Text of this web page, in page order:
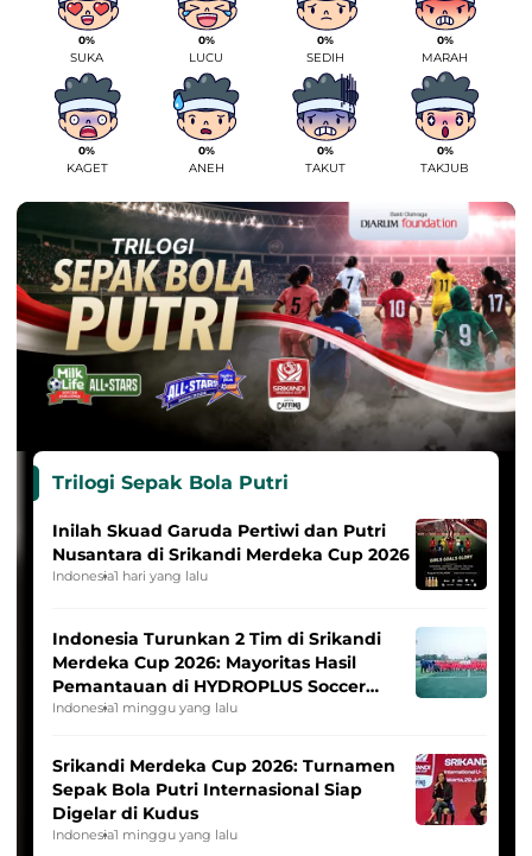
0%
SUKA
0%
LUCU
0%
SEDIH
0%
MARAH
0%
KAGET
0%
ANEH
0%
TAKUT
0%
TAKJUB
Trilogi Sepak Bola Putri
Inilah Skuad Garuda Pertiwi dan Putri
Nusantara di Srikandi Merdeka Cup 2026
Indonesia1 hari yang lalu
Indonesia Turunkan 2 Tim di Srikandi
Merdeka Cup 2026: Mayoritas Hasil
Pemantauan di HYDROPLUS Soccer
League
Indonesia1 minggu yang lalu
Srikandi Merdeka Cup 2026: Turnamen
Sepak Bola Putri Internasional Siap
Digelar di Kudus
Indonesia1 minggu yang lalu